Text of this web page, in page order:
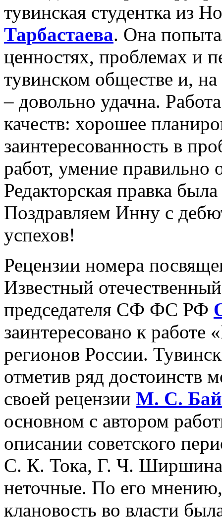
тувинская студентка из
Тарбастаева. Она
ценностях, проблемах и
тувинском обществе и,
– довольно удачна.
качеств: хорошее
заинтересованность в
работ, умение правильно
Редакторская правка
Поздравляем Инну с
успехов!
Рецензии номера
Известный
председателя СФ ФС РФ
заинтересовано к работе
регионов России.
отметив ряд достоинств
своей рецензии М. С.
основном с автором
описании советского
С. К. Тока, Г. Ч.
неточные. По его
клановость во власти